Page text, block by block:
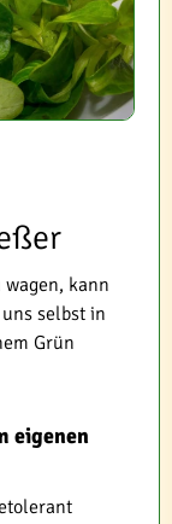
kann
selbst in
Grün
eigenen